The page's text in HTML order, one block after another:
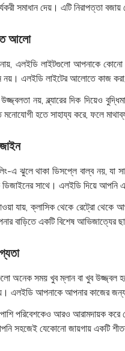
সমাধান দেয়। এটি নিরাপত্তা
আলো
এলইডি লাইটগুলো আপনাকে
নয়। এলইডি লাইটের আলোতে কাজ
নয়, ব্ল্যারের দিক দিয়েও
হতে সাহায্য করে, ফলে
এ ঝুলে থাকা ডিসপ্লে বাল্ব নয়, যা
সাথে। এলইডি দিয়ে আপনি
যায়, ক্লাসিক থেকে রেট্রো
বাড়িতে একটি বিশেষ আভিজাত্যের
অনেক সময় খুব ম্লান বা খুব
এলইডি আপনাকে আপনার কাজের
পরিবেশকেও আরও আরামদায়ক
সহজেই যেকোনো জায়গায় একটি